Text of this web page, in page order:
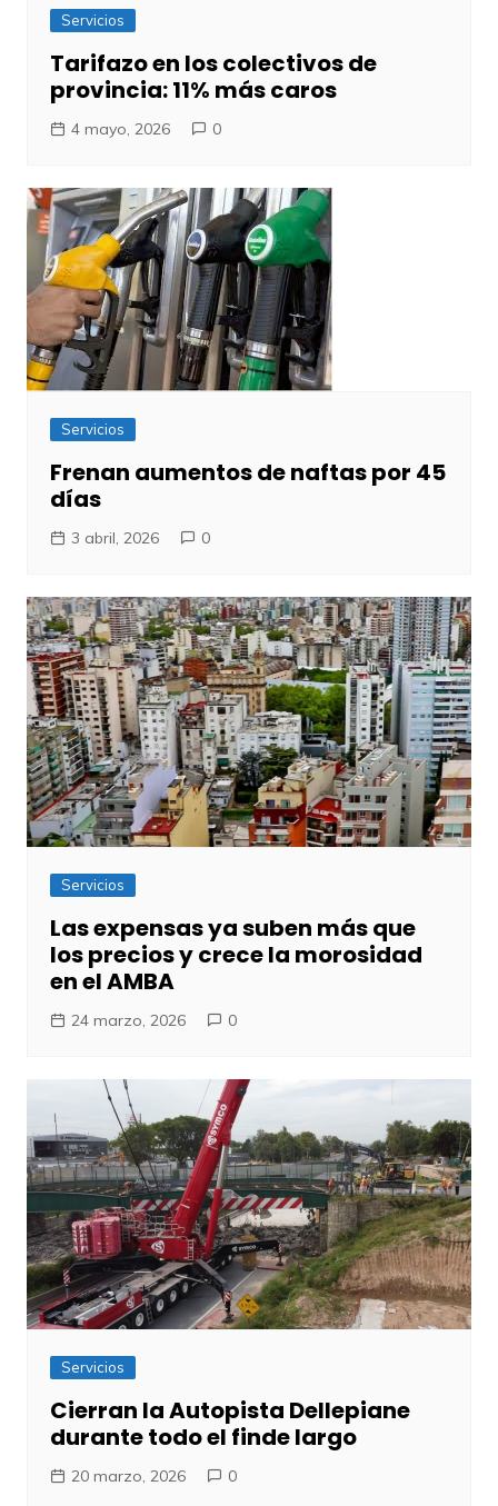
Servicios
Tarifazo en los colectivos de
provincia: 11% más caros
4 mayo, 2026 0
Servicios
Frenan aumentos de naftas por 45
días
3 abril, 2026 0
Servicios
Las expensas ya suben más que
los precios y crece la morosidad
en el AMBA
24 marzo, 2026 0
Servicios
Cierran la Autopista Dellepiane
durante todo el finde largo
20 marzo, 2026 0